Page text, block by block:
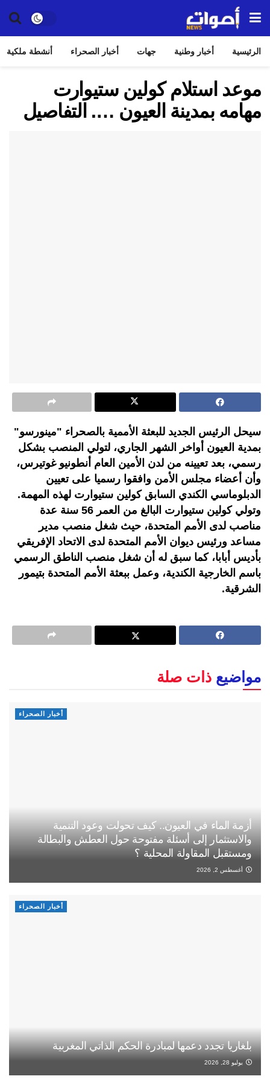
الرئيسية أخبار وطنية جهات أخبار الصحراء أنشطة ملكية
موعد استلام كولين ستيوارت
مهامه بمدينة العيون …. التفاصيل
سيحل الرئيس الجديد للبعثة الأممية بالصحراء "مينورسو"
بمدية العيون أواخر الشهر الجاري، لتولي المنصب بشكل
رسمي، بعد تعيينه من لدن الأمين العام أنطونيو غوتيرس،
وأن أعضاء مجلس الأمن وافقوا رسميا على تعيين
الدبلوماسي الكندي السابق كولين ستيوارت لهذه المهمة.
وتولي كولين ستيوارت البالغ من العمر 56 سنة عدة
مناصب لدى الأمم المتحدة، حيث شغل منصب مدير
مساعد ورئيس ديوان الأمم المتحدة لدى الاتحاد الإفريقي
بأديس أبابا، كما سبق له أن شغل منصب الناطق الرسمي
باسم الخارجية الكندية، وعمل ببعثة الأمم المتحدة بتيمور
الشرقية.
مواضيع ذات صلة
أخبار الصحراء
أزمة الماء في العيون.. كيف تحولت وعود التنمية
والاستثمار إلى أسئلة مفتوحة حول العطش والبطالة
ومستقبل المقاولة المحلية ؟
أغسطس 2, 2026
أخبار الصحراء
بلغاريا تجدد دعمها لمبادرة الحكم الذاتي المغربية
يوليو 28, 2026